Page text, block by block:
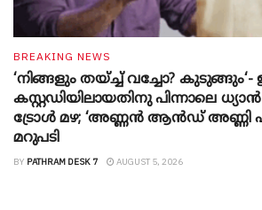
BREAKING NEWS
‘നിങ്ങളും തയ്ച്ച് വച്ചോ? കുടുങ്ങും‘-
കസ്റ്റഡിയിലായതിനു പിന്നാലെ
ട്രോൾ മഴ; ‘അണ്ണൻ ആൻഡ് അണ്ണി
മറുപടി
BY PATHRAM DESK 7 AUGUST 5, 2026